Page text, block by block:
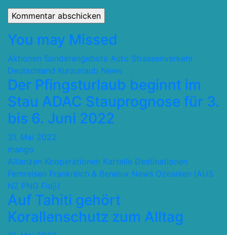
You may Missed
Aktionen Sonderangebote Auto Strassenverkehr
Deutschland Kurzurlaub News
Der Pfingsturlaub beginnt im
Stau ADAC Stauprognose für 3.
bis 6. Juni 2022
31. Mai 2022
mango
Allianzen Kooperationen Kartelle Destinationen
Fernreisen Frankreich & Benelux News Ozeanien (AUS
NZ PNG Fidji)
Auf Tahiti gehört
Korallenschutz zum Alltag